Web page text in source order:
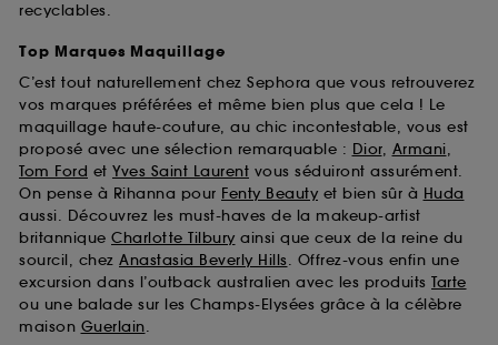
recyclables.
Top Marques Maquillage
C’est tout naturellement chez Sephora que vous retrouverez
vos marques préférées et même bien plus que cela ! Le
maquillage haute-couture, au chic incontestable, vous est
proposé avec une sélection remarquable : Dior, Armani,
Tom Ford et Yves Saint Laurent vous séduiront assurément.
On pense à Rihanna pour Fenty Beauty et bien sûr à Huda
aussi. Découvrez les must-haves de la makeup-artist
britannique Charlotte Tilbury ainsi que ceux de la reine du
sourcil, chez Anastasia Beverly Hills. Offrez-vous enfin une
excursion dans l’outback australien avec les produits Tarte
ou une balade sur les Champs-Elysées grâce à la célèbre
maison Guerlain.